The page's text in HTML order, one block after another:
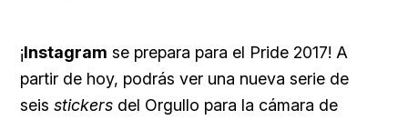
¡Instagram se prepara para el Pride 2017! A
partir de hoy, podrás ver una nueva serie de
seis stickers del Orgullo para la cámara de